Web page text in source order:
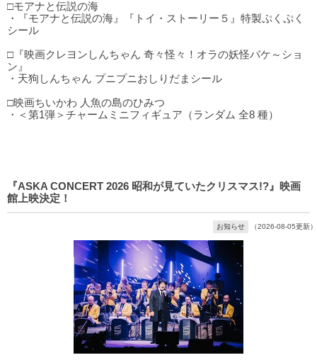
□モアナと伝説の海
・『モアナと伝説の海』『トイ・ストーリー５』特製ぷくぷく
シール
□『映画クレヨンしんちゃん 奇々怪々！オラの妖怪バケ～ショ
ン』
・天狗しんちゃん プニプニおしりだまシール
□映画ちいかわ 人魚の島のひみつ
・＜第1弾＞チャームミニフィギュア（ランダム 全8 種）
『ASKA CONCERT 2026 昭和が見ていたクリスマス!?』映画
館上映決定！
お知らせ （2026-08-05更新）